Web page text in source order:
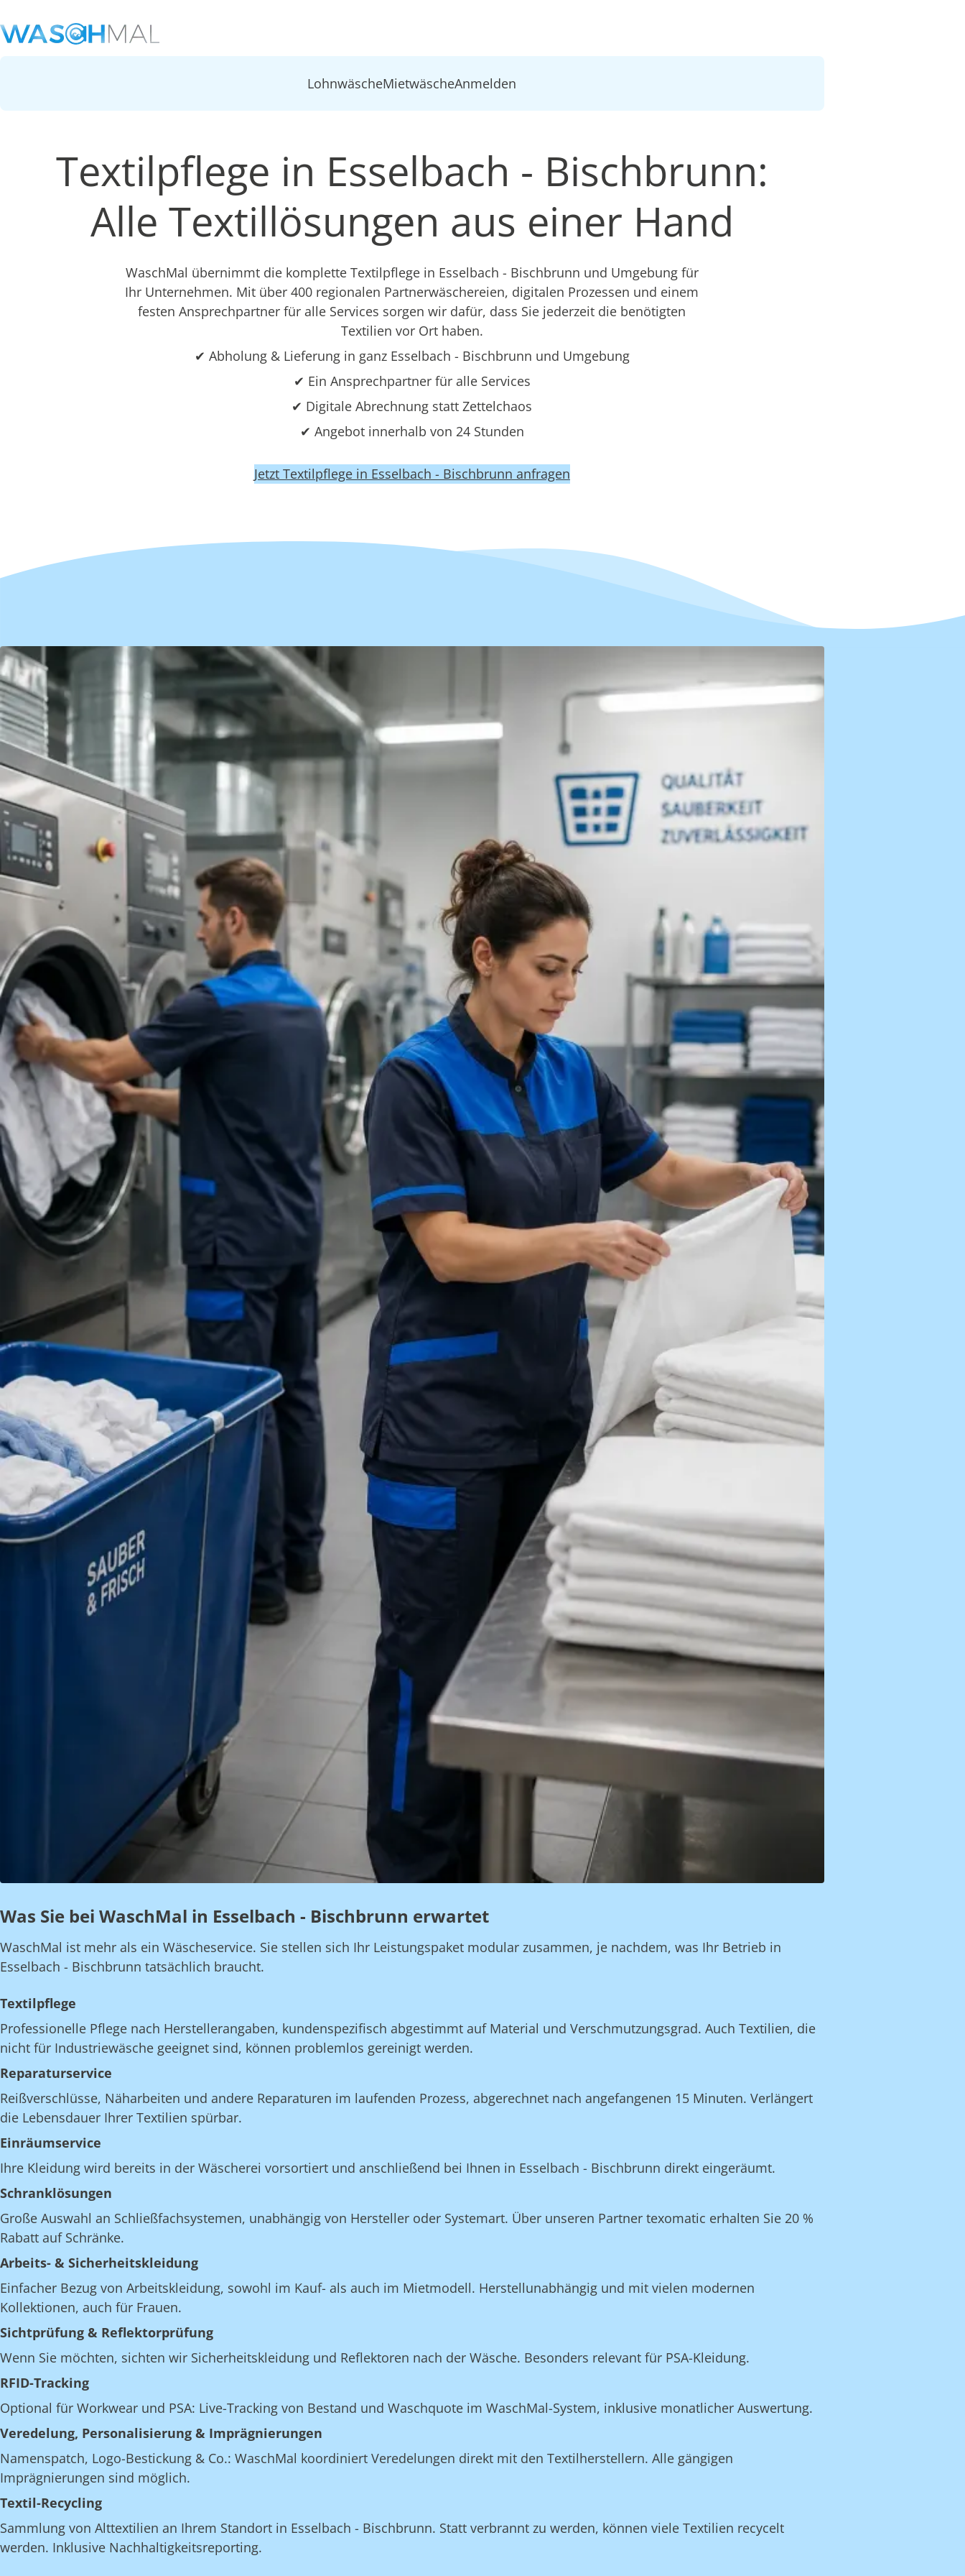
LohnwäscheMietwäscheAnmelden
Textilpflege in Esselbach - Bischbrunn:
Alle Textillösungen aus einer Hand
WaschMal übernimmt die komplette Textilpflege in Esselbach - Bischbrunn und Umgebung für
Ihr Unternehmen. Mit über 400 regionalen Partnerwäschereien, digitalen Prozessen und einem
festen Ansprechpartner für alle Services sorgen wir dafür, dass Sie jederzeit die benötigten
Textilien vor Ort haben.
✔ Abholung & Lieferung in ganz Esselbach - Bischbrunn und Umgebung
✔ Ein Ansprechpartner für alle Services
✔ Digitale Abrechnung statt Zettelchaos
✔ Angebot innerhalb von 24 Stunden
Jetzt Textilpflege in Esselbach - Bischbrunn anfragen
Was Sie bei WaschMal in Esselbach - Bischbrunn erwartet
WaschMal ist mehr als ein Wäscheservice. Sie stellen sich Ihr Leistungspaket modular zusammen, je nachdem, was Ihr Betrieb in
Esselbach - Bischbrunn tatsächlich braucht.
Textilpflege
Professionelle Pflege nach Herstellerangaben, kundenspezifisch abgestimmt auf Material und Verschmutzungsgrad. Auch Textilien, die
nicht für Industriewäsche geeignet sind, können problemlos gereinigt werden.
Reparaturservice
Reißverschlüsse, Näharbeiten und andere Reparaturen im laufenden Prozess, abgerechnet nach angefangenen 15 Minuten. Verlängert
die Lebensdauer Ihrer Textilien spürbar.
Einräumservice
Ihre Kleidung wird bereits in der Wäscherei vorsortiert und anschließend bei Ihnen in Esselbach - Bischbrunn direkt eingeräumt.
Schranklösungen
Große Auswahl an Schließfachsystemen, unabhängig von Hersteller oder Systemart. Über unseren Partner texomatic erhalten Sie 20 %
Rabatt auf Schränke.
Arbeits- & Sicherheitskleidung
Einfacher Bezug von Arbeitskleidung, sowohl im Kauf- als auch im Mietmodell. Herstellunabhängig und mit vielen modernen
Kollektionen, auch für Frauen.
Sichtprüfung & Reflektorprüfung
Wenn Sie möchten, sichten wir Sicherheitskleidung und Reflektoren nach der Wäsche. Besonders relevant für PSA-Kleidung.
RFID-Tracking
Optional für Workwear und PSA: Live-Tracking von Bestand und Waschquote im WaschMal-System, inklusive monatlicher Auswertung.
Veredelung, Personalisierung & Imprägnierungen
Namenspatch, Logo-Bestickung & Co.: WaschMal koordiniert Veredelungen direkt mit den Textilherstellern. Alle gängigen
Imprägnierungen sind möglich.
Textil-Recycling
Sammlung von Alttextilien an Ihrem Standort in Esselbach - Bischbrunn. Statt verbrannt zu werden, können viele Textilien recycelt
werden. Inklusive Nachhaltigkeitsreporting.